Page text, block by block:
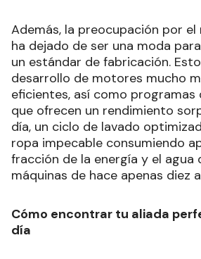
Además, la preocupación por
ha dejado de ser una moda
un estándar de fabricación.
desarrollo de motores mucho
eficientes, así como programas
que ofrecen un rendimiento
día, un ciclo de lavado
ropa impecable consumiendo
fracción de la energía y el agua
máquinas de hace apenas diez
Cómo encontrar tu aliada
día